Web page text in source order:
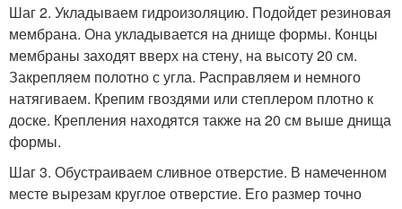
Шаг 2. Укладываем гидроизоляцию. Подойдет резиновая
мембрана. Она укладывается на днище формы. Концы
мембраны заходят вверх на стену, на высоту 20 см.
Закрепляем полотно с угла. Расправляем и немного
натягиваем. Крепим гвоздями или степлером плотно к
доске. Крепления находятся также на 20 см выше днища
формы.
Шаг 3. Обустраиваем сливное отверстие. В намеченном
месте вырезам круглое отверстие. Его размер точно